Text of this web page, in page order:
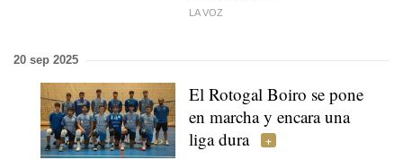
LA VOZ
20 sep 2025
El Rotogal Boiro se pone
en marcha y encara una
liga dura